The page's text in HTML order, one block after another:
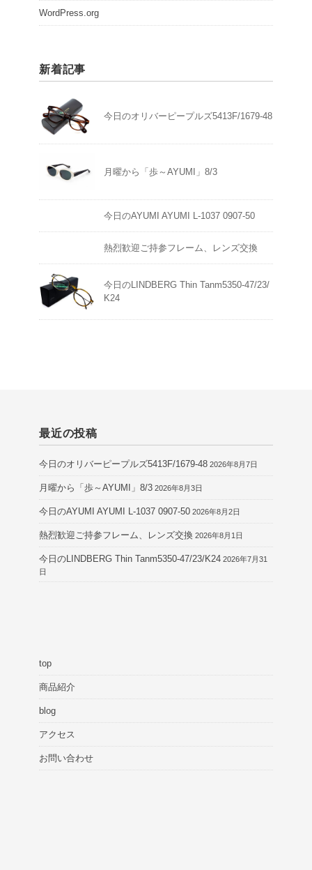
WordPress.org
新着記事
今日のオリバーピープルズ5413F/1679-48
月曜から「歩～AYUMI」8/3
今日のAYUMI AYUMI L-1037 0907-50
熱烈歓迎ご持参フレーム、レンズ交換
今日のLINDBERG Thin Tanm5350-47/23/
K24
最近の投稿
今日のオリバーピープルズ5413F/1679-48 2026年8月7日
月曜から「歩～AYUMI」8/3 2026年8月3日
今日のAYUMI AYUMI L-1037 0907-50 2026年8月2日
熱烈歓迎ご持参フレーム、レンズ交換 2026年8月1日
今日のLINDBERG Thin Tanm5350-47/23/K24 2026年7月31
日
top
商品紹介
blog
アクセス
お問い合わせ